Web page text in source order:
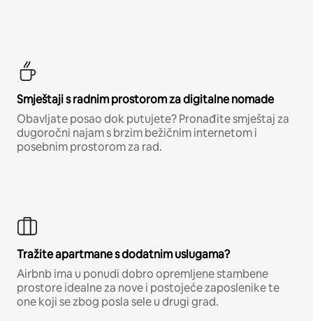
Smještaji s radnim prostorom za digitalne nomade
Obavljate posao dok putujete? Pronađite smještaj za
dugoročni najam s brzim bežičnim internetom i
posebnim prostorom za rad.
Tražite apartmane s dodatnim uslugama?
Airbnb ima u ponudi dobro opremljene stambene
prostore idealne za nove i postojeće zaposlenike te
one koji se zbog posla sele u drugi grad.